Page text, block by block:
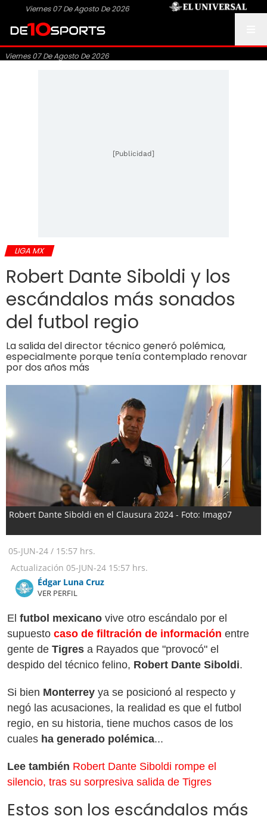
Viernes 07 De Agosto De 2026
Viernes 07 De Agosto De 2026
[Publicidad]
LIGA MX
Robert Dante Siboldi y los
escándalos más sonados
del futbol regio
La salida del director técnico generó polémica,
especialmente porque tenía contemplado renovar
por dos años más
Robert Dante Siboldi en el Clausura 2024 - Foto: Imago7
05-JUN-24 / 15:57 hrs.
Actualización 05-JUN-24 15:57 hrs.
Édgar Luna Cruz
VER PERFIL
El futbol mexicano vive otro escándalo por el
supuesto caso de filtración de información entre
gente de Tigres a Rayados que "provocó" el
despido del técnico felino, Robert Dante Siboldi.
Si bien Monterrey ya se posicionó al respecto y
negó las acusaciones, la realidad es que el futbol
regio, en su historia, tiene muchos casos de los
cuales ha generado polémica...
Lee también Robert Dante Siboldi rompe el
silencio, tras su sorpresiva salida de Tigres
Estos son los escándalos más